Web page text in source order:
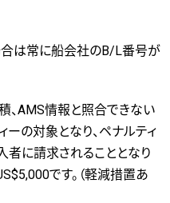
合は常に船会社のB/L番号が
、AMS情報と照合できない
ーの対象となり、ペナルティ
に請求されることとなり
です。（軽減措置あ